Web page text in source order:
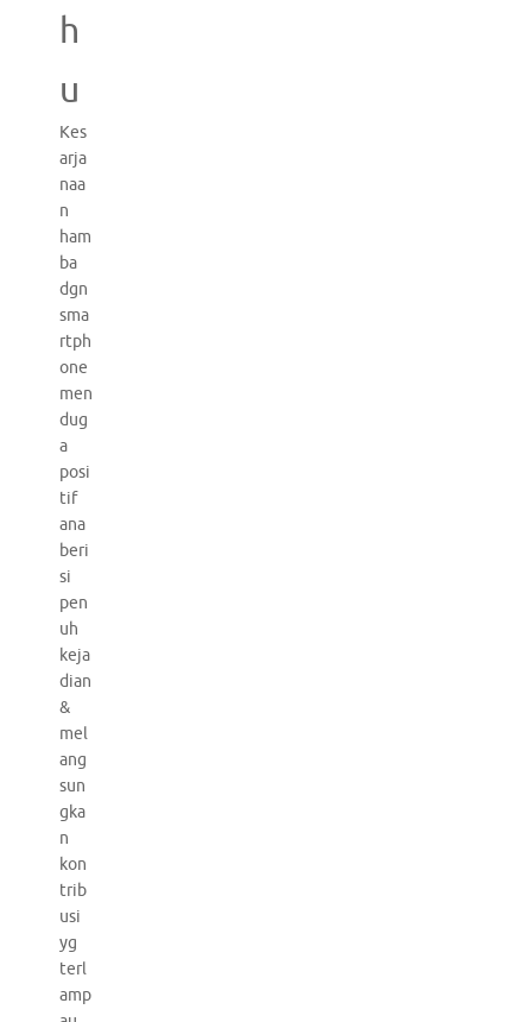
h
u
Kes
arja
naa
n
ham
ba
dgn
sma
rtph
one
men
dug
a
posi
tif
ana
beri
si
pen
uh
keja
dian
&
mel
ang
sun
gka
n
kon
trib
usi
yg
terl
amp